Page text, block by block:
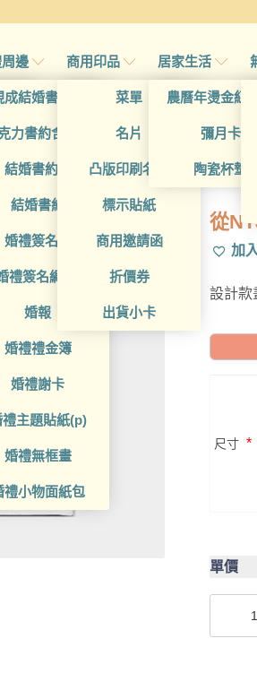
邊
成結婚書約夾
力書約含木座
結婚書約組
結婚書約
婚禮簽名簿
禮簽名綢(p)
婚報
婚禮禮金簿
婚禮謝卡
禮主題貼紙(p)
婚禮無框畫
禮小物面紙包
商用印品
菜單
名片
凸版印刷名片
標示貼紙
商用邀請函
折價券
出貨小卡
居家生活
農曆年燙金紅
彌月卡
陶瓷杯墊
從
加
設計款
尺寸 *
單價